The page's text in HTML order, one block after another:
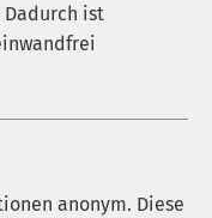
ist
anonym. Diese